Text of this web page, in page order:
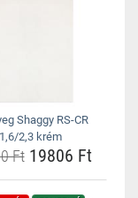
Shaggy RS-CR
1,6/2,3 krém
Ft19806 Ft